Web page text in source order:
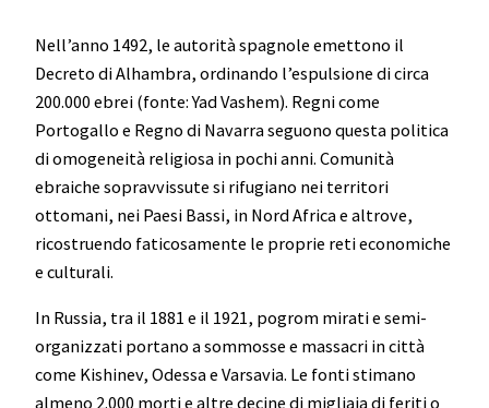
Nell’anno 1492, le autorità spagnole emettono il
Decreto di Alhambra, ordinando l’espulsione di circa
200.000 ebrei (fonte: Yad Vashem). Regni come
Portogallo e Regno di Navarra seguono questa politica
di omogeneità religiosa in pochi anni. Comunità
ebraiche sopravvissute si rifugiano nei territori
ottomani, nei Paesi Bassi, in Nord Africa e altrove,
ricostruendo faticosamente le proprie reti economiche
e culturali.
In Russia, tra il 1881 e il 1921, pogrom mirati e semi-
organizzati portano a sommosse e massacri in città
come Kishinev, Odessa e Varsavia. Le fonti stimano
almeno 2.000 morti e altre decine di migliaia di feriti o